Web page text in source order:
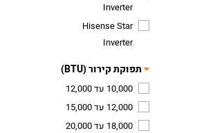
Inverter
Hisense Star
Inverter
תפוקת קירור (BTU)
10,000 עד 12,000
12,000 עד 15,000
18,000 עד 20,000